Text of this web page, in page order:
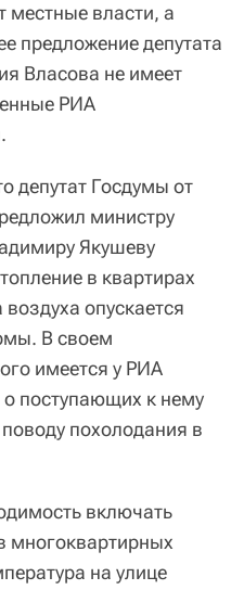
власти, а
предложение депутата
Власова не имеет
РИА
депутат Госдумы от
министру
Якушеву
в квартирах
опускается
В своем
имеется у РИА
поступающих к нему
похолодания в
включать
многоквартирных
на улице